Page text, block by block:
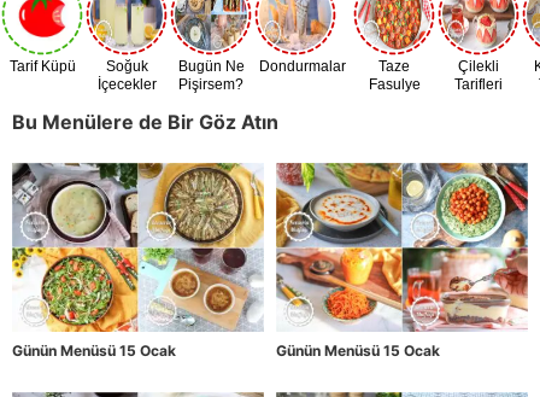
Tarif Küpü
Soğuk
İçecekler
Bugün Ne
Pişirsem?
Dondurmalar
Taze
Fasulye
Çilekli
Tarifleri
Bu Menülere de Bir Göz Atın
Günün Menüsü 15 Ocak Günün Menüsü 15 Ocak